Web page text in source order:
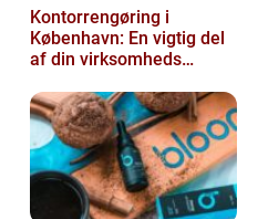
Kontorrengøring i
København: En vigtig del
af din virksomheds